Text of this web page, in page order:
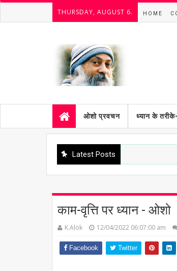
THURSDAY, AUGUST 6. HOME
ओशो प्रवचन ध्यान के
Latest Posts
काम-वृत्ति पर ध्यान - ओशो
K.Alok 12/04/2022 06:07:00 am
Facebook Twitter